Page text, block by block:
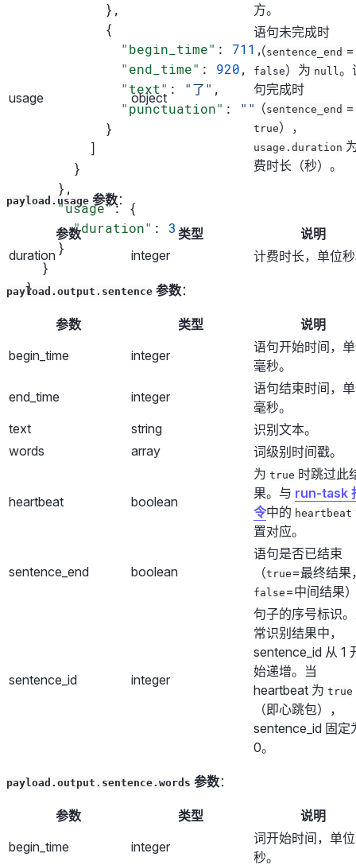
          },
          {
            "begin_time"
: 711 ,
            "end_time"
: 920,
            "text"
: "了" ,
            "punctuation"
: ""
          }
        ]
      }
    },
    "usage"
: {
      "duration"
: 3
    }
  }
}
方。
usage object
语句未完成时
（sentence_end =
false）为 null。
句完成时
（sentence_end =
true），
usage.duration
费时长（秒）。
payload.usage 参数：
参数 类型
说明
duration
integer 计费时长，单位
payload.output.sentence 参数：
参数 类型
说明
begin_time
integer
语句开始时间，
毫秒。
end_time
integer
语句结束时间，
毫秒。
text
string
识别文本。
words
array 词级别时间戳。
heartbeat boolean
为 true 时跳过此
果。与 run-task
令中的 heartbeat
置对应。
sentence_end boolean
语句是否已结束
（true =最终结果
false =中间结果
sentence_id integer
句子的序号标识
常识别结果中，
sentence_id 从 1
始递增。当
heartbeat 为 true
（即心跳包），
sentence_id 固定
0。
payload.output.sentence.words 参数：
参数 类型
说明
begin_time
integer
词开始时间，单
秒。